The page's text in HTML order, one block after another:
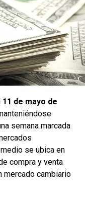
11 de mayo de
semana marcada
se ubica en
compra y venta
mercado cambiario